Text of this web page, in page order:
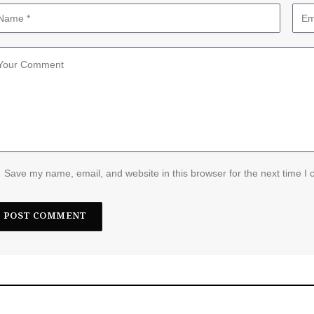
Save my name, email, and website in this browser for the next time I